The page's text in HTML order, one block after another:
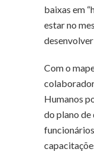
baixas em
estar no
Com o
Humanos
do plano